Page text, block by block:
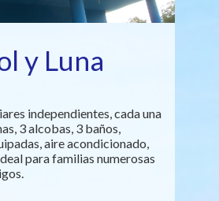
y Luna
independientes, cada una
3 alcobas, 3 baños,
aire acondicionado,
para familias numerosas